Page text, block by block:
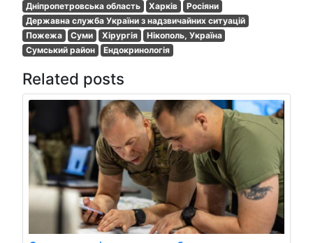
Дніпропетровська область
Харків
Росіяни
Державна служба України з надзвичайних ситуацій
Пожежа
Суми Хірургія
Нікополь, Україна
Сумський район
Ендокринологія
Related posts